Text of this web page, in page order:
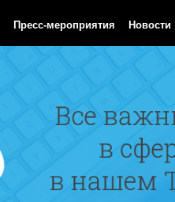
Пресс-мероприятия Новости